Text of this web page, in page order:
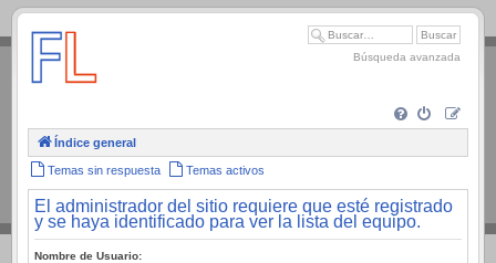
.
Búsqueda avanzada
Índice general
Temas sin respuesta Temas activos
El administrador del sitio requiere que esté registrado
y se haya identificado para ver la lista del equipo.
Nombre de Usuario: